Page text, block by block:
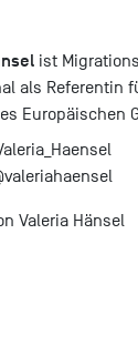
ist
als Referentin
Europäischen
Valeria Hänsel